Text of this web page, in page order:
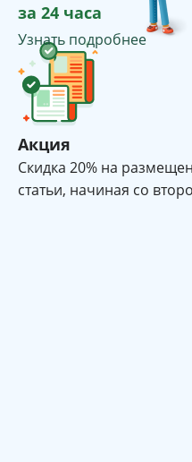
за 24 часа
Узнать подробнее
Акция
Cкидка 20% на
статьи, начиная со